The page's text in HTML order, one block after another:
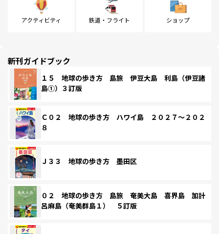
アクティビティ 鉄道・フライト ショップ
新刊ガイドブック
１５ 地球の歩き方 島旅 伊豆大島 利島（伊豆諸
島①）３訂版
Ｃ０２ 地球の歩き方 ハワイ島 ２０２７～２０２
８
Ｊ３３ 地球の歩き方 墨田区
０２ 地球の歩き方 島旅 奄美大島 喜界島 加計
呂麻島（奄美群島１） ５訂版